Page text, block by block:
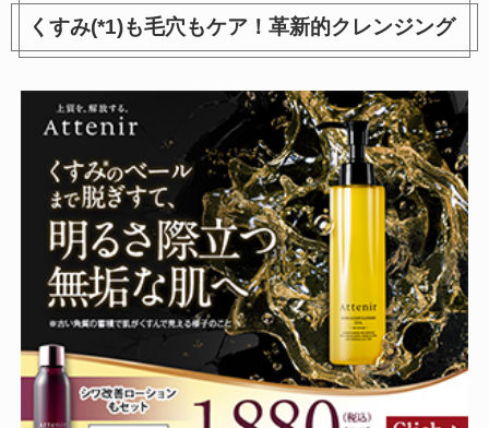
くすみ(*1)も毛穴もケア！革新的クレンジング